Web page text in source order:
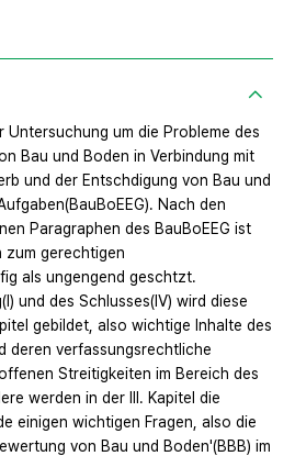
Untersuchung um die Probleme des
Bau und Boden in Verbindung mit
und der Entschdigung von Bau und
Nach den
Paragraphen des BauBoEEG ist
zum gerechtigen
als ungengend geschtzt.
und des Schlusses(Ⅳ) wird diese
gebildet, also wichtige Inhalte des
deren verfassungsrechtliche
Streitigkeiten im Bereich des
werden in der Ⅲ. Kapitel die
einigen wichtigen Fragen, also die
von Bau und Boden'(BBB) im